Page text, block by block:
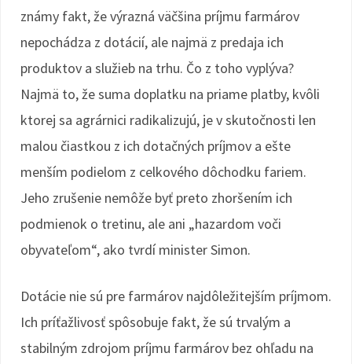
známy fakt, že výrazná väčšina príjmu farmárov
nepochádza z dotácií, ale najmä z predaja ich
produktov a služieb na trhu. Čo z toho vyplýva?
Najmä to, že suma doplatku na priame platby, kvôli
ktorej sa agrárnici radikalizujú, je v skutočnosti len
malou čiastkou z ich dotačných príjmov a ešte
menším podielom z celkového dôchodku fariem.
Jeho zrušenie nemôže byť preto zhoršením ich
podmienok o tretinu, ale ani „hazardom voči
obyvateľom“, ako tvrdí minister Simon.
Dotácie nie sú pre farmárov najdôležitejším príjmom.
Ich príťažlivosť spôsobuje fakt, že sú trvalým a
stabilným zdrojom príjmu farmárov bez ohľadu na